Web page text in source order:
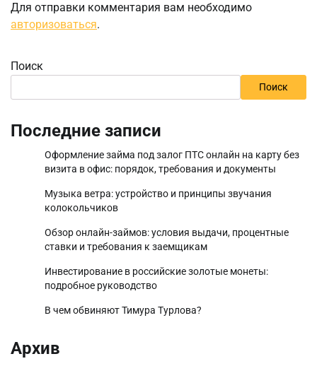
Для отправки комментария вам необходимо
авторизоваться.
Поиск
Поиск
Последние записи
Оформление займа под залог ПТС онлайн на карту без
визита в офис: порядок, требования и документы
Музыка ветра: устройство и принципы звучания
колокольчиков
Обзор онлайн-займов: условия выдачи, процентные
ставки и требования к заемщикам
Инвестирование в российские золотые монеты:
подробное руководство
В чем обвиняют Тимура Турлова?
Архив